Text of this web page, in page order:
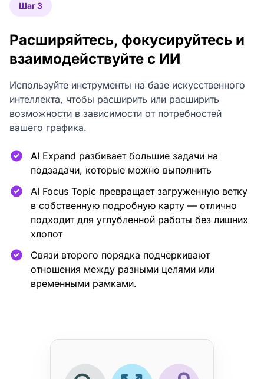
Шаг 3
Расширяйтесь, фокусируйтесь и
взаимодействуйте с ИИ
Используйте инструменты на базе искусственного
интеллекта, чтобы расширить или расширить
возможности в зависимости от потребностей
вашего графика.
AI Expand разбивает большие задачи на
подзадачи, которые можно выполнить
AI Focus Topic превращает загруженную ветку
в собственную подробную карту — отлично
подходит для углубленной работы без лишних
хлопот
Связи второго порядка подчеркивают
отношения между разными целями или
временными рамками.